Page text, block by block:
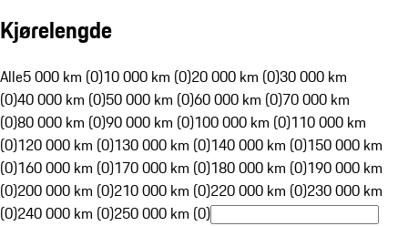
Kjørelengde
Alle5 000 km (0)10 000 km (0)20 000 km (0)30 000 km
(0)40 000 km (0)50 000 km (0)60 000 km (0)70 000 km
(0)80 000 km (0)90 000 km (0)100 000 km (0)110 000 km
(0)120 000 km (0)130 000 km (0)140 000 km (0)150 000 km
(0)160 000 km (0)170 000 km (0)180 000 km (0)190 000 km
(0)200 000 km (0)210 000 km (0)220 000 km (0)230 000 km
(0)240 000 km (0)250 000 km (0)